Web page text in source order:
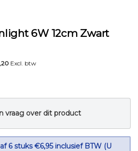
6W 12cm Zwart
Excl. btw
vraag over dit product
6 stuks €6,95 inclusief BTW (U